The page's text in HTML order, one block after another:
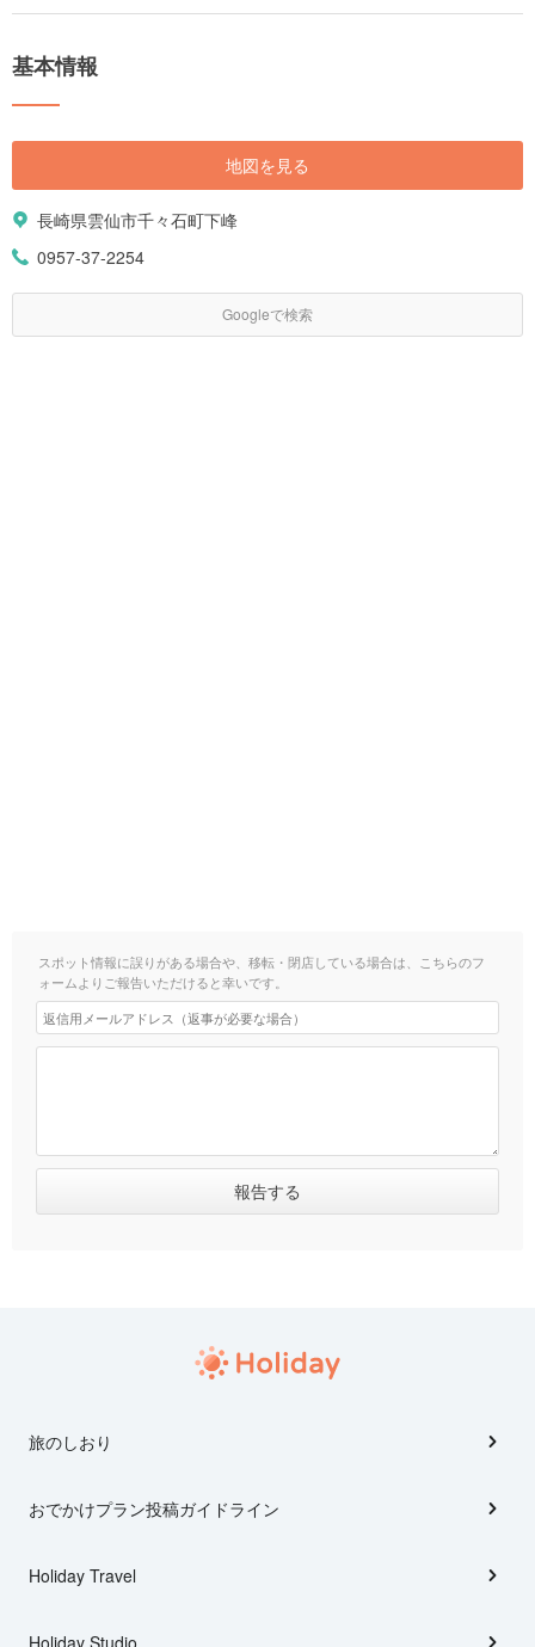
基本情報
地図を見る
長崎県雲仙市千々石町下峰
0957-37-2254
Googleで検索
スポット情報に誤りがある場合や、移転・閉店している場合は、こちらのフ
ォームよりご報告いただけると幸いです。
旅のしおり
おでかけプラン投稿ガイドライン
Holiday Travel